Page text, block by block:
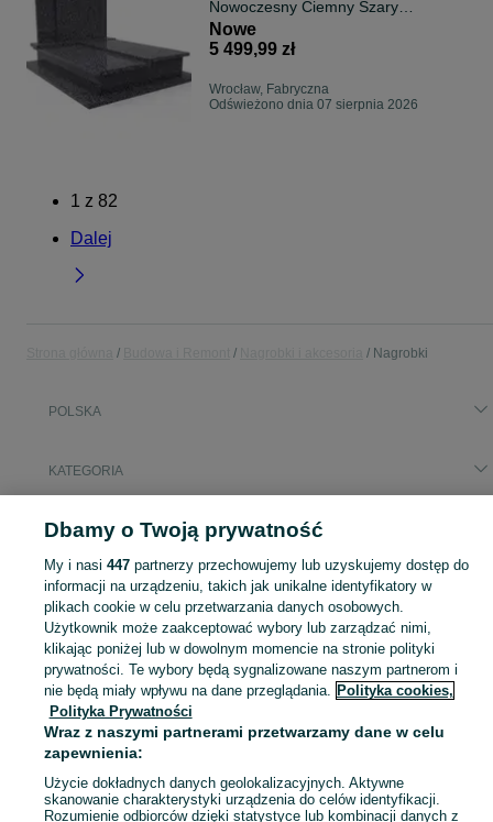
Nowoczesny Ciemny Szary
Grafitowy z Montażem w Całej
Polsce | LST Kamieniarstwo
Nowe
5 499,99 zł
Wrocław, Fabryczna
Odświeżono dnia 07 sierpnia 2026
1 z 82
Dalej
Nagrobki
POLSKA
KATEGORIA
Popularne wyszukiwania
Skorzystaj z największego serwisu ogłoszeniowego w Polsce. Kupuj to, czego pragniesz i sprzedawaj to, czego już nie potrzebujesz w kategorii Nagrobki!
Mapa kategorii
Mapa miejscowości
Mapa ministron
Popularne wyszukiwania
Dbamy o Twoją prywatność
My i nasi 447partnerzy przechowujemy lub uzyskujemy dostęp do
informacji na urządzeniu, takich jak unikalne identyfikatory w
plikach cookie w celu przetwarzania danych osobowych.
Użytkownik może zaakceptować wybory lub zarządzać nimi,
klikając poniżej lub w dowolnym momencie na stronie polityki
prywatności. Te wybory będą sygnalizowane naszym partnerom i
nie będą miały wpływu na dane przeglądania. Polityka cookies,
Polityka Prywatności
Wraz z naszymi partnerami przetwarzamy dane w celu
zapewnienia:
Użycie dokładnych danych geolokalizacyjnych. Aktywne
skanowanie charakterystyki urządzenia do celów identyfikacji.
Rozumienie odbiorców dzięki statystyce lub kombinacji danych z